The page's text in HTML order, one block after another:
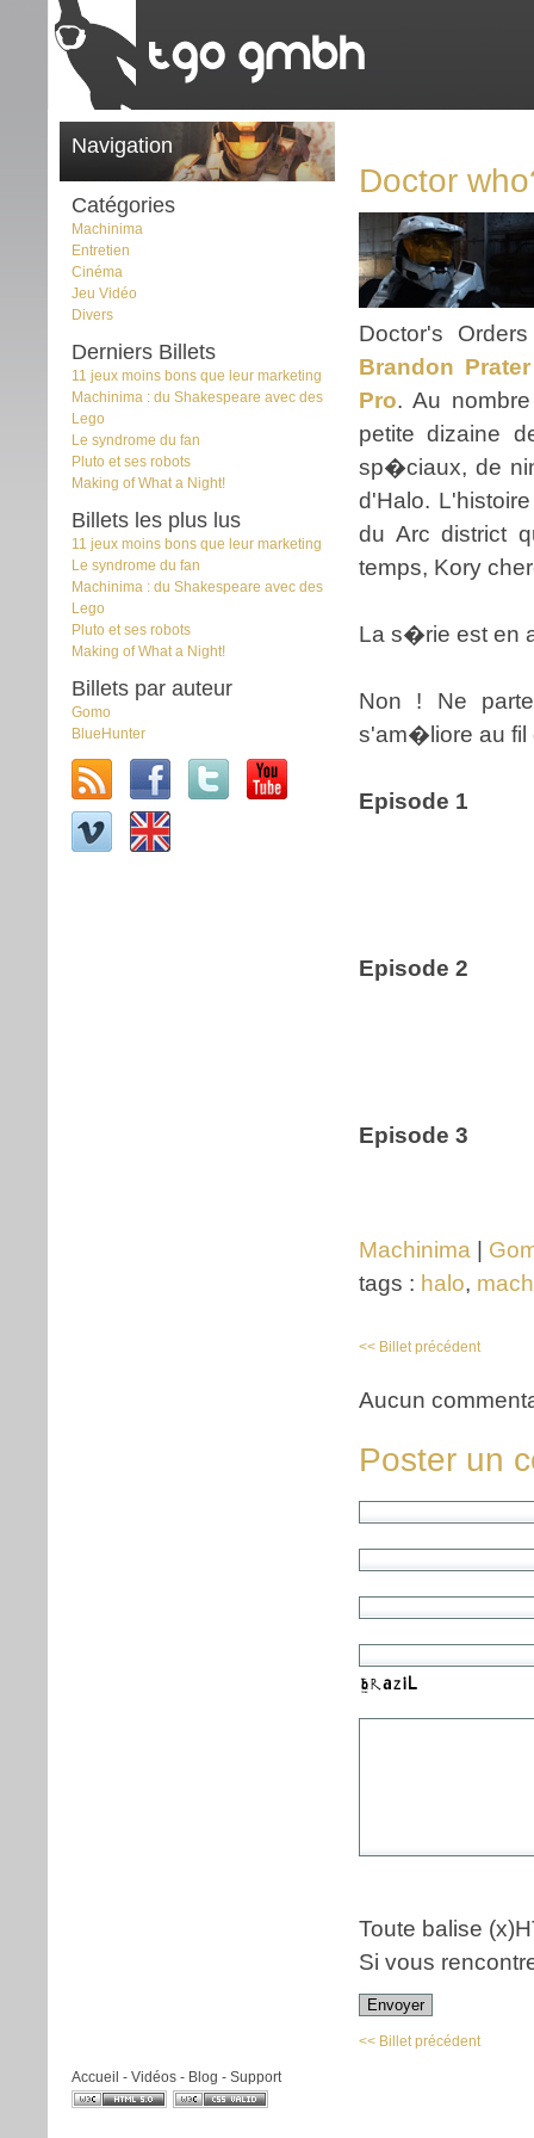
Navigation
Catégories
Machinima
Entretien
Cinéma
Jeu Vidéo
Divers
Derniers Billets
11 jeux moins bons que leur marketing
Machinima : du Shakespeare avec des
Lego
Le syndrome du fan
Pluto et ses robots
Making of What a Night!
Billets les plus lus
11 jeux moins bons que leur marketing
Le syndrome du fan
Machinima : du Shakespeare avec des
Lego
Pluto et ses robots
Making of What a Night!
Billets par auteur
Gomo
BlueHunter
Doctor
Doctor's
Brandon
Pro. Au
petite dizaine
sp�ciaux, de
d'Halo.
du Arc district
temps, Kory
La s�rie est en
Non ! Ne
s'am�liore au
Episode 1
Episode 2
Episode 3
Machinima
tags : halo,
<< Billet précédent
Aucun
Poster un
Toute balise
Si vous
Envoyer
<< Billet précédent
Accueil - Vidéos - Blog - Support